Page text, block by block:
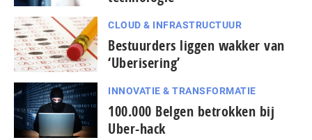
CLOUD & INFRASTRUCTUUR
Bestuurders liggen wakker van
‘Uberisering’
INNOVATIE & TRANSFORMATIE
100.000 Belgen betrokken bij
Uber-hack